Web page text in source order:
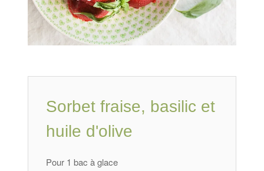
Sorbet fraise, basilic et
huile d'olive
Pour 1 bac à glace